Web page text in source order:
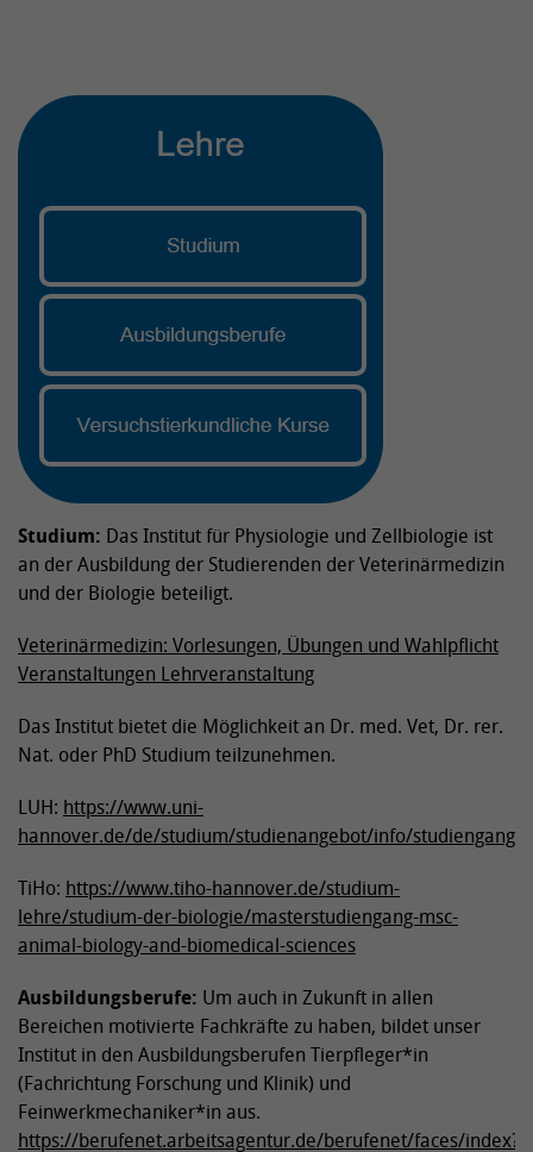
Studium: Das Institut für Physiologie und Zellbiologie ist
an der Ausbildung der Studierenden der Veterinärmedizin
und der Biologie beteiligt.
Veterinärmedizin: Vorlesungen, Übungen und Wahlpflicht
Veranstaltungen Lehrveranstaltung
Das Institut bietet die Möglichkeit an Dr. med. Vet, Dr. rer.
Nat. oder PhD Studium teilzunehmen.
LUH: https://www.uni-
hannover.de/de/studium/studienangebot/info/studiengang/
TiHo: https://www.tiho-hannover.de/studium-
lehre/studium-der-biologie/masterstudiengang-msc-
animal-biology-and-biomedical-sciences
Ausbildungsberufe: Um auch in Zukunft in allen
Bereichen motivierte Fachkräfte zu haben, bildet unser
Institut in den Ausbildungsberufen Tierpfleger*in
(Fachrichtung Forschung und Klinik) und
Feinwerkmechaniker*in aus.
https://berufenet.arbeitsagentur.de/berufenet/faces/index?